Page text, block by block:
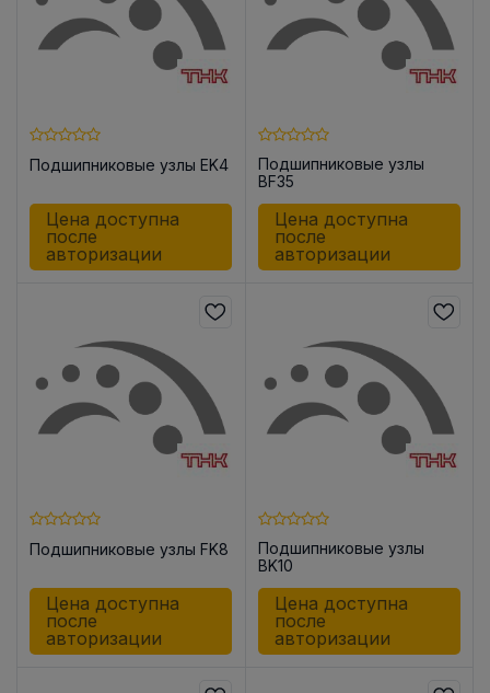
Подшипниковые узлы EK4
Цена доступна
после
авторизации
Подшипниковые узлы
BF35
Цена доступна
после
авторизации
Подшипниковые узлы FK8
Цена доступна
после
авторизации
Подшипниковые узлы
BK10
Цена доступна
после
авторизации